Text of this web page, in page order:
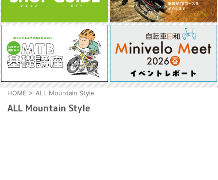
HOME > ALL Mountain Style
ALL Mountain Style